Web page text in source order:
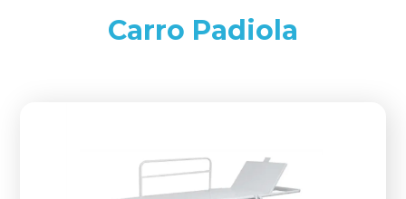
Carro Padiola